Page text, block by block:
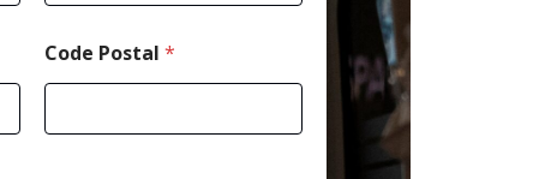
Code Postal *